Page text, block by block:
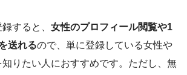
すると、 女性のプロフィール閲覧や1
送れるので、単に登録している女性や
りたい人におすすめです。ただし、無